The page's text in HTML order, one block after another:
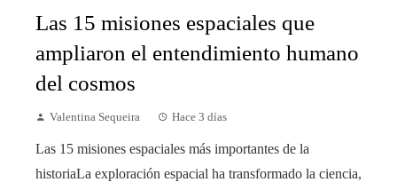
Las 15 misiones espaciales que
ampliaron el entendimiento humano
del cosmos
Valentina Sequeira Hace 3 días
Las 15 misiones espaciales más importantes de la
historiaLa exploración espacial ha transformado la ciencia,